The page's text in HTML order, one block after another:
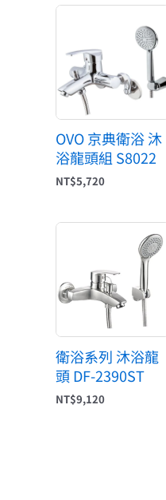
OVO 京典衛浴 沐
浴龍頭組 S8022
NT$5,720
衛浴系列 沐浴龍
頭 DF-2390ST
NT$9,120